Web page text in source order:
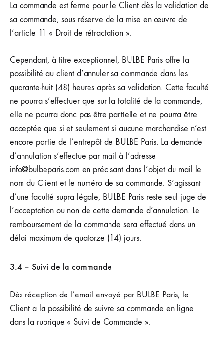
La commande est ferme pour le Client dès la validation de
sa commande, sous réserve de la mise en œuvre de
l’article 11 « Droit de rétractation ».
Cependant, à titre exceptionnel, BULBE Paris offre la
possibilité au client d’annuler sa commande dans les
quarante-huit (48) heures après sa validation. Cette faculté
ne pourra s’effectuer que sur la totalité de la commande,
elle ne pourra donc pas être partielle et ne pourra être
acceptée que si et seulement si aucune marchandise n’est
encore partie de l’entrepôt de BULBE Paris. La demande
d’annulation s’effectue par mail à l’adresse
info@bulbeparis.com en précisant dans l’objet du mail le
nom du Client et le numéro de sa commande. S’agissant
d’une faculté supra légale, BULBE Paris reste seul juge de
l’acceptation ou non de cette demande d’annulation. Le
remboursement de la commande sera effectué dans un
délai maximum de quatorze (14) jours.
3.4 – Suivi de la commande
Dès réception de l’email envoyé par BULBE Paris, le
Client a la possibilité de suivre sa commande en ligne
dans la rubrique « Suivi de Commande ».